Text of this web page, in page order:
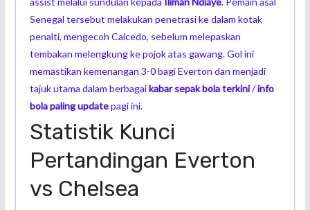
Senegal tersebut melakukan penetrasi ke dalam kotak
penalti, mengecoh Caicedo, sebelum melepaskan
tembakan melengkung ke pojok atas gawang. Gol ini
memastikan kemenangan 3-0 bagi Everton dan menjadi
tajuk utama dalam berbagaikabar sepak bola terkini/info
bola paling updatepagi ini.
Statistik Kunci
Pertandingan Everton
vs Chelsea